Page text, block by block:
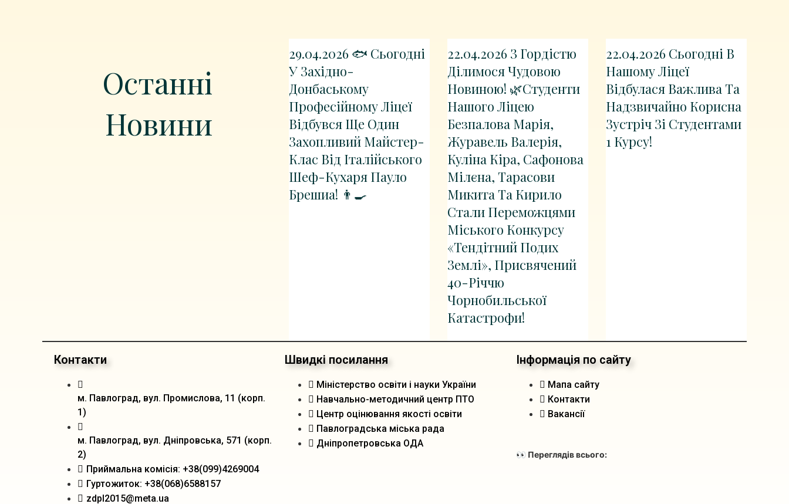
Останні
Новини
29.04.2026 🐟 Сьогодні
У Західно-
Донбаському
Професійному Ліцеї
Відбувся Ще Один
Захопливий Майстер-
Клас Від Італійського
Шеф-Кухаря Пауло
Брешиа! 👨‍🍳
22.04.2026 З Гордістю
Ділимося Чудовою
Новиною! 🌿Студенти
Нашого Ліцею
Безпалова Марія,
Журавель Валерія,
Куліна Кіра, Сафонова
Мілєна, Тарасови
Микита Та Кирило
Стали Переможцями
Міського Конкурсу
«Тендітний Подих
Землі», Присвячений
40-Річчю
Чорнобильської
Катастрофи!
22.04.2026 Сьогодні В
Нашому Ліцеї
Відбулася Важлива Та
Надзвичайно Корисна
Зустріч Зі Студентами
1 Курсу!
Контакти
м. Павлоград, вул. Промислова, 11 (корп.
1)
м. Павлоград, вул. Дніпровська, 571 (корп.
2)
Приймальна комісія: +38(099)4269004
Гуртожиток: +38(068)6588157
zdpl2015@meta.ua
Швидкі посилання
Міністерство освіти і науки України
Навчально-методичний центр ПТО
Центр оцінювання якості освіти
Павлоградська міська рада
Дніпропетровська ОДА
Інформація по сайту
Мапа сайту
Контакти
Вакансії
👀 Переглядів всього: